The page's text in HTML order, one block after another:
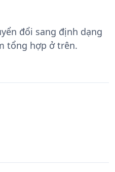
đổi sang định dạng
tổng hợp ở trên.